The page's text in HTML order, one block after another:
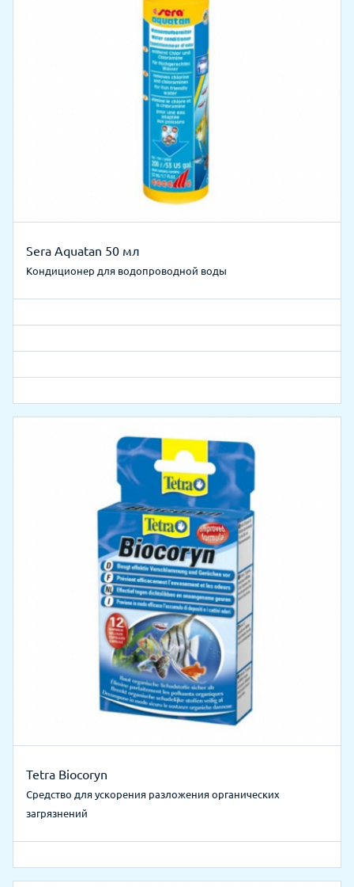
Sera Aquatan 50 мл
Кондиционер для водопроводной воды
Tetra Biocoryn
Средство для ускорения разложения органических
загрязнений